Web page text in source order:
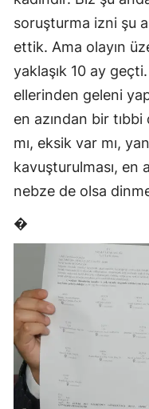
soruşturma izni şu
ettik. Ama olayın
yaklaşık 10 ay geçti.
ellerinden geleni
en azından bir
mı, eksik var mı,
kavuşturulması, en
nebze de olsa
�